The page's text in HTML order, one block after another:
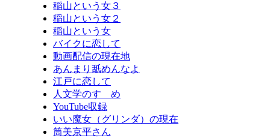
稲山という女３
稲山という女２
稲山という女
バイクに恋して
動画配信の現在地
あんまり舐めんなよ
江戸に恋して
人文学のすゝめ
YouTube収録
いい魔女（グリンダ）の現在
筒美京平さん